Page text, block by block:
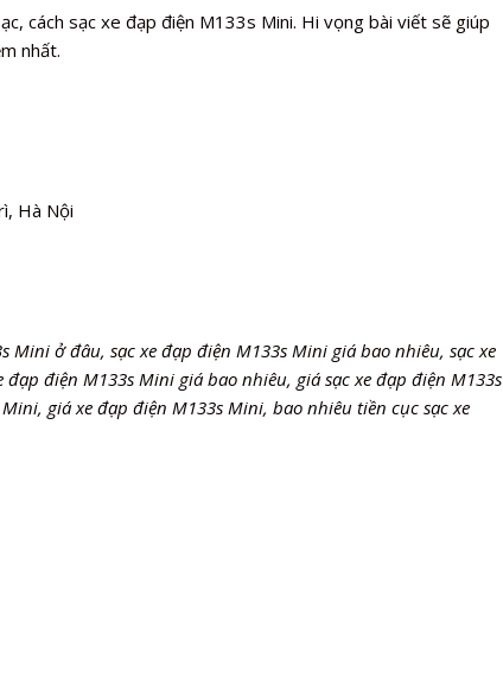
cách sạc xe đạp điện M133s Mini. Hi vọng bài viết sẽ giúp
nhất.
Hà Nội
Mini ở đâu, sạc xe đạp điện M133s Mini giá bao nhiêu, sạc xe
điện M133s Mini giá bao nhiêu, giá sạc xe đạp điện M133s
giá xe đạp điện M133s Mini, bao nhiêu tiền cục sạc xe